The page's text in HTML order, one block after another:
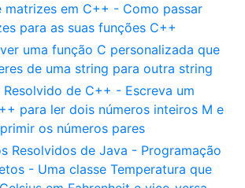
matrizes em C++ - Como passar
para as suas funções C++
uma função C personalizada que
de uma string para outra string
Resolvido de C++ - Escreva um
para ler dois números inteiros M e
os números pares
Resolvidos de Java - Programação
- Uma classe Temperatura que